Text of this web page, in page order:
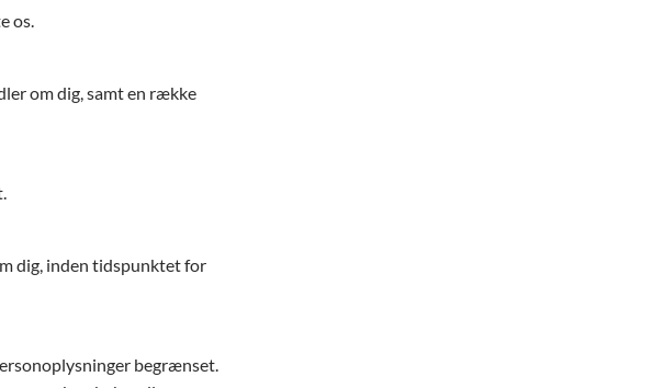
os.
om dig, samt en række
dig, inden tidspunktet for
begrænset.